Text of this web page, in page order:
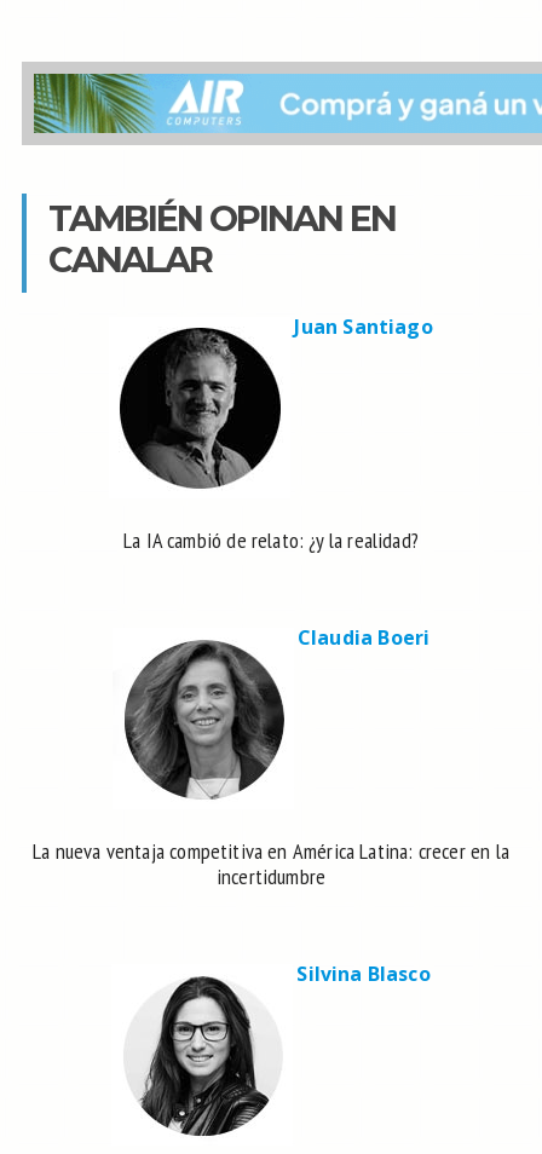
TAMBIÉN OPINAN EN
CANALAR
Juan Santiago
La IA cambió de relato: ¿y la realidad?
Claudia Boeri
La nueva ventaja competitiva en América Latina: crecer en la
incertidumbre
Silvina Blasco